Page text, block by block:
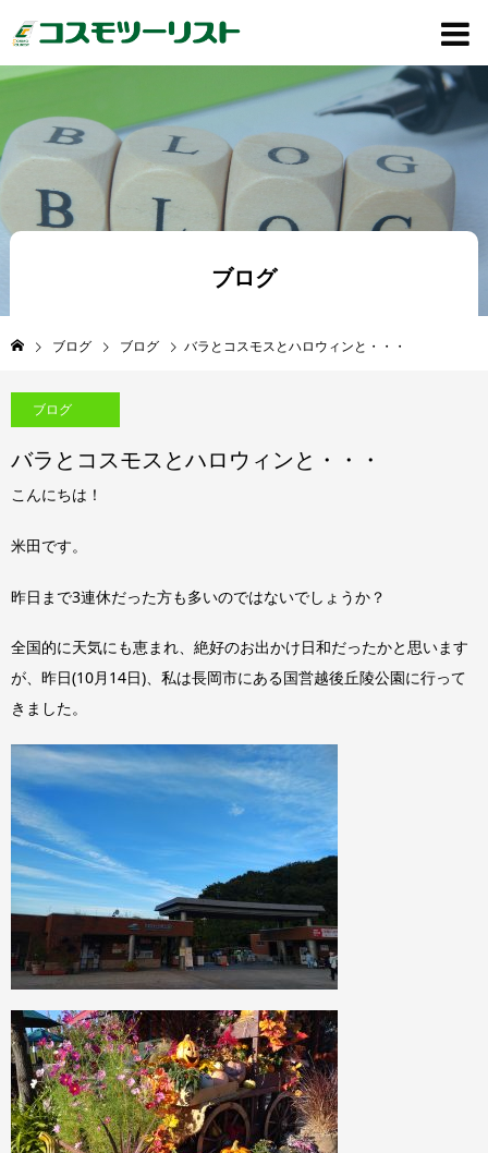
ブログ
ブログ ブログ バラとコスモスとハロウィンと・・・
ブログ
バラとコスモスとハロウィンと・・・
こんにちは！
米田です。
昨日まで3連休だった方も多いのではないでしょうか？
全国的に天気にも恵まれ、絶好のお出かけ日和だったかと思います
が、昨日(10月14日)、私は長岡市にある国営越後丘陵公園に行って
きました。